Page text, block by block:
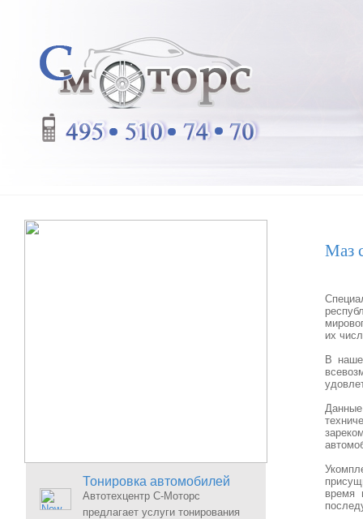
Тонировка автомобилей
Автотехцентр С-Моторс
предлагает услуги тонирования
Маз
их
В
время